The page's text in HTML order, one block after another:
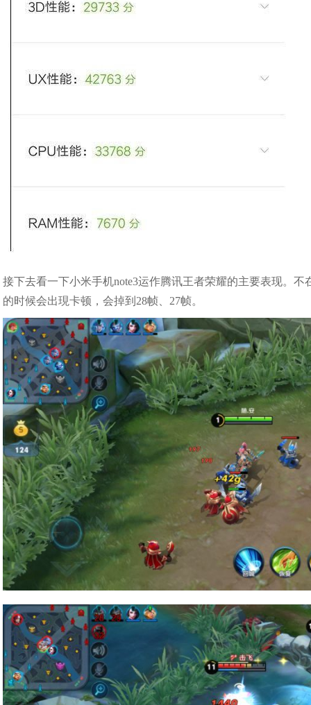
接下去看一下小米手机note3运作腾讯王者荣耀的主要表现。
的时候会出現卡顿，会掉到28帧、27帧。